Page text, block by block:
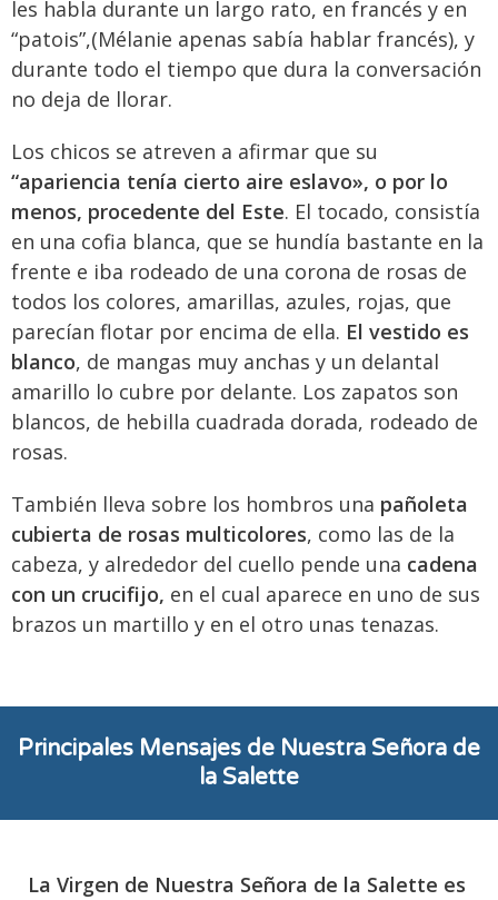
les habla durante un largo rato, en francés y en
“patois”,(Mélanie apenas sabía hablar francés), y
durante todo el tiempo que dura la conversación
no deja de llorar.
Los chicos se atreven a afirmar que su
“apariencia tenía cierto aire eslavo», o por lo
menos, procedente del Este. El tocado, consistía
en una cofia blanca, que se hundía bastante en la
frente e iba rodeado de una corona de rosas de
todos los colores, amarillas, azules, rojas, que
parecían flotar por encima de ella. El vestido es
blanco, de mangas muy anchas y un delantal
amarillo lo cubre por delante. Los zapatos son
blancos, de hebilla cuadrada dorada, rodeado de
rosas.
También lleva sobre los hombros una pañoleta
cubierta de rosas multicolores, como las de la
cabeza, y alrededor del cuello pende una cadena
con un crucifijo, en el cual aparece en uno de sus
brazos un martillo y en el otro unas tenazas.
Principales Mensajes de Nuestra Señora de
la Salette
La Virgen de Nuestra Señora de la Salette es